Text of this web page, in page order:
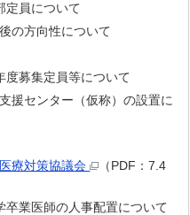
員について
方向性について
募集定員等について
センター（仮称）の設置に
療対策協議会
（PDF：7.4
業医師の人事配置について